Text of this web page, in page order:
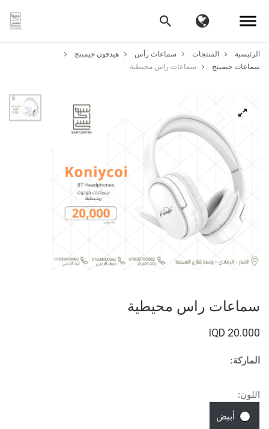
الرئيسية المنتجات سماعات رأس
هيدفون جيمينج
سماعات جيمينج
سماعات راس محيطية
سماعات راس محيطية
20.000 IQD
الماركة:
اللون: